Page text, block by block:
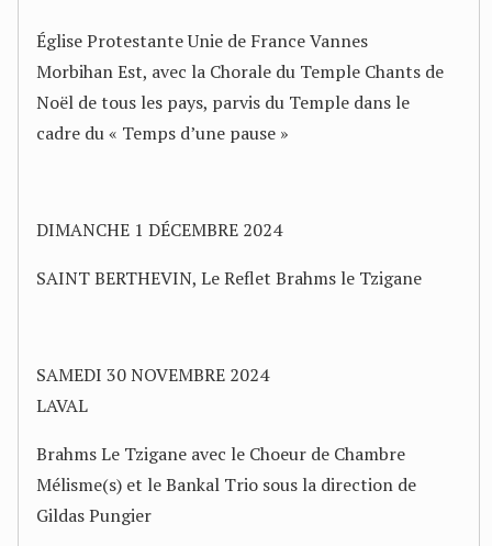
Église Protestante Unie de France Vannes
Morbihan Est, avec la Chorale du Temple Chants de
Noël de tous les pays, parvis du Temple dans le
cadre du « Temps d’une pause »
DIMANCHE 1 DÉCEMBRE 2024
SAINT BERTHEVIN, Le Reflet Brahms le Tzigane
SAMEDI 30 NOVEMBRE 2024
LAVAL
Brahms Le Tzigane avec le Choeur de Chambre
Mélisme(s) et le Bankal Trio sous la direction de
Gildas Pungier